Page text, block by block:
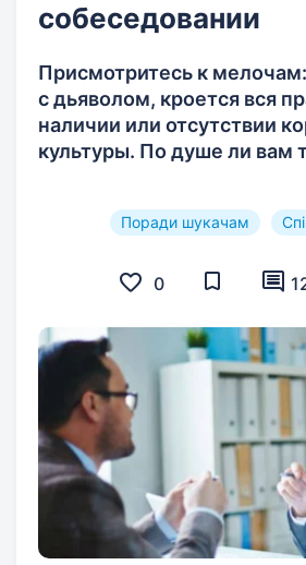
собеседовании
Присмотритесь к
с дьяволом, кроется вся
наличии или отсутствии
культуры. По душе ли вам
Поради шукачам
0